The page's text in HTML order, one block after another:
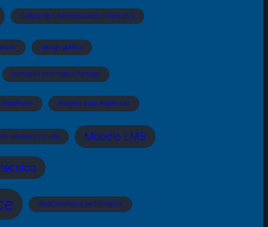
Cultura de Cibersegurança Corporativa
design gráfico
formação informática Portugal
imagens para impressão
windows vscode Moodle LMS
WooCommerce performance